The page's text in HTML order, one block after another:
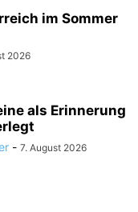
im Sommer
2026
als Erinnerung
- 7. August 2026